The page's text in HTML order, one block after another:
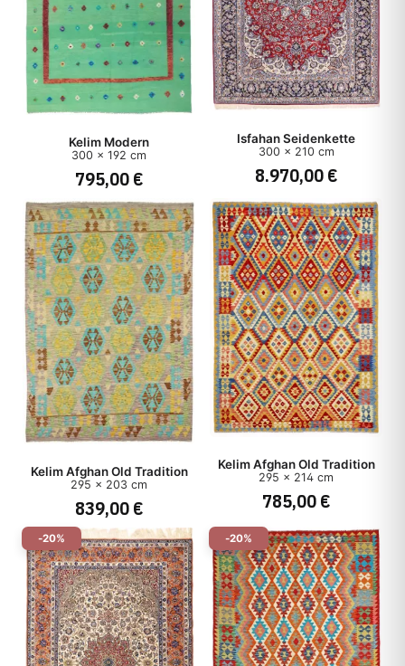
Kelim Modern
300 x 192 cm
795,00 €
Isfahan Seidenkette
300 x 210 cm
8.970,00 €
Kelim Afghan Old Tradition
295 x 203 cm
839,00 €
Kelim Afghan Old Tradition
295 x 214 cm
785,00 €
-20% -20%